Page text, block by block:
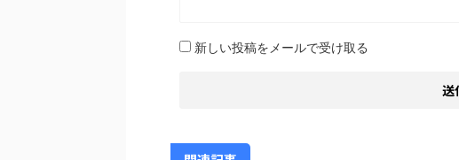
新しい投稿をメールで受け取る